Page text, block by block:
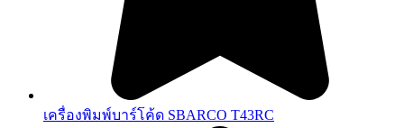
เครื่องพิมพ์บาร์โค้ด SBARCO T43RC